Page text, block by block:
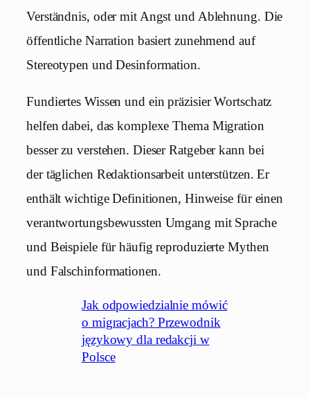
Verständnis, oder mit Angst und Ablehnung. Die
öffentliche Narration basiert zunehmend auf
Stereotypen und Desinformation.
Fundiertes Wissen und ein präzisier Wortschatz
helfen dabei, das komplexe Thema Migration
besser zu verstehen. Dieser Ratgeber kann bei
der täglichen Redaktionsarbeit unterstützen. Er
enthält wichtige Definitionen, Hinweise für einen
verantwortungsbewussten Umgang mit Sprache
und Beispiele für häufig reproduzierte Mythen
und Falschinformationen.
Jak odpowiedzialnie mówić
o migracjach? Przewodnik
językowy dla redakcji w
Polsce